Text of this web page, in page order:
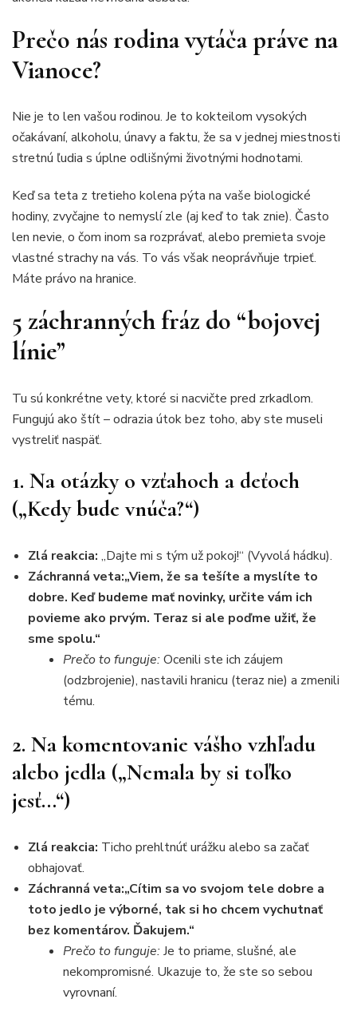
Prečo nás rodina vytáča práve na
Vianoce?
Nie je to len vašou rodinou. Je to kokteilom vysokých
očakávaní, alkoholu, únavy a faktu, že sa v jednej miestnosti
stretnú ľudia s úplne odlišnými životnými hodnotami.
Keď sa teta z tretieho kolena pýta na vaše biologické
hodiny, zvyčajne to nemyslí zle (aj keď to tak znie). Často
len nevie, o čom inom sa rozprávať, alebo premieta svoje
vlastné strachy na vás. To vás však neoprávňuje trpieť.
Máte právo na hranice.
5 záchranných fráz do “bojovej
línie”
Tu sú konkrétne vety, ktoré si nacvičte pred zrkadlom.
Fungujú ako štít – odrazia útok bez toho, aby ste museli
vystreliť naspäť.
1. Na otázky o vzťahoch a deťoch
(„Kedy bude vnúča?“)
Zlá reakcia: „Dajte mi s tým už pokoj!“ (Vyvolá hádku).
Záchranná veta:„Viem, že sa tešíte a myslíte to
dobre. Keď budeme mať novinky, určite vám ich
povieme ako prvým. Teraz si ale poďme užiť, že
sme spolu.“
Prečo to funguje:Ocenili ste ich záujem
(odzbrojenie), nastavili hranicu (teraz nie) a zmenili
tému.
2. Na komentovanie vášho vzhľadu
alebo jedla („Nemala by si toľko
jesť…“)
Zlá reakcia: Ticho prehltnúť urážku alebo sa začať
obhajovať.
Záchranná veta:„Cítim sa vo svojom tele dobre a
toto jedlo je výborné, tak si ho chcem vychutnať
bez komentárov. Ďakujem.“
Prečo to funguje:Je to priame, slušné, ale
nekompromisné. Ukazuje to, že ste so sebou
vyrovnaní.